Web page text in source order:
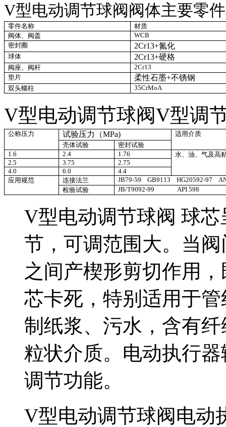
V型电动调节球阀阀体主要零
零件名称
材质
阀体、阀盖
WCB
密封圈
2Cr13+氮化
球体 2Cr13+硬格
阀座、阀杆
2Cr13
垫片
柔性石墨+不锈钢
双头螺柱 35CrMoA
V型电动调节球阀V型调
公称压力 试验压力（MPa)
适用介质
壳体试验
密封试验
1.6
2.4 1.76
水、油、气及高
2.5
3.75
2.75
4.0
6.0
4.4
应用规范
连接法兰
JB79-59 GB9113 HG20592-97
检验试验
JB/T9092-99 API 598
V型电动调节球阀 球
节，可调范围大。当
之间产楔形剪切作用
芯卡死，特别适用于
制纸浆、污水，含有
粒状介质。电动执行
调节功能。
V型电动调节球阀电动